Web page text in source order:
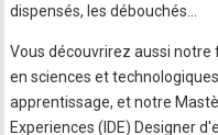
dispensés, les débouchés...
Vous découvrirez aussi
en sciences et
apprentissage, et notre
Experiences (IDE) Designer